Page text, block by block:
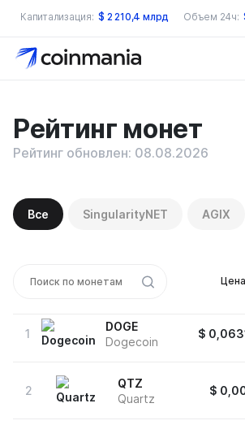
Капитализация: $ 2 210,4 млрд Объем 24ч:
Рейтинг монет
Рейтинг обновлен: 08.08.2026
Все SingularityNET AGIX
Цена
1
DOGE
Dogecoin
$
2
QTZ
Quartz
$